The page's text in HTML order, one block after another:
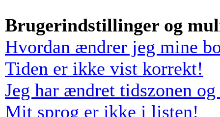
Brugerindstillinger og
Hvordan ændrer jeg mine
Tiden er ikke vist korrekt!
Jeg har ændret tidszonen
Mit sprog er ikke i listen!